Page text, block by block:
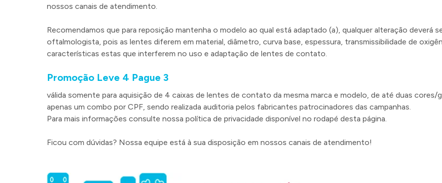
nossos canais de atendimento.
Recomendamos que para reposição mantenha o modelo ao qual está adaptado (a), qualquer alteração deverá
oftalmologista, pois as lentes diferem em material, diâmetro, curva base, espessura, transmissibilidade de
características estas que interferem no uso e adaptação de lentes de contato.
Promoção Leve 4 Pague 3
válida somente para aquisição de 4 caixas de lentes de contato da mesma marca e modelo, de até duas
apenas um combo por CPF, sendo realizada auditoria pelos fabricantes patrocinadores das campanhas.
Para mais informações consulte nossa política de privacidade disponível no rodapé desta página.
Ficou com dúvidas? Nossa equipe está à sua disposição em nossos canais de atendimento!